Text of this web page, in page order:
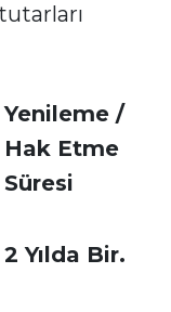
Yenileme /
Hak Etme
Süresi
2 Yılda Bir.